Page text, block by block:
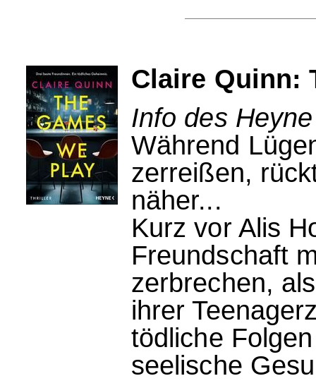
Claire Quinn:
Info des
Während
zerreißen,
näher...
Kurz vor Alis
Freundschaft
zerbrechen,
ihrer
tödliche
seelische